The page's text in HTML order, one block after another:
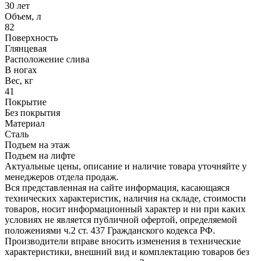
30 лет
Объем, л
82
Поверхность
Глянцевая
Расположение слива
В ногах
Вес, кг
41
Покрытие
Без покрытия
Материал
Сталь
Подъем на этаж
Подъем на лифте
Актуальные цены, описание и наличие товара уточняйте у
менеджеров отдела продаж.
Вся представленная на сайте информация, касающаяся
технических характеристик, наличия на складе, стоимости
товаров, носит информационный характер и ни при каких
условиях не является публичной офертой, определяемой
положениями ч.2 ст. 437 Гражданского кодекса РФ.
Производители вправе вносить изменения в технические
характеристики, внешний вид и комплектацию товаров без